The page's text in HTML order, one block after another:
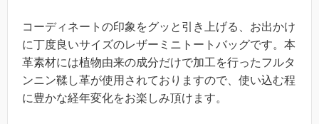
コーディネートの印象をグッと引き上げる、お出かけ
に丁度良いサイズのレザーミニトートバッグです。本
革素材には植物由来の成分だけで加工を行ったフルタ
ンニン鞣し革が使用されておりますので、使い込む程
に豊かな経年変化をお楽しみ頂けます。